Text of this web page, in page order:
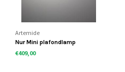
Artemide
Nur Mini plafondlamp
€409,00